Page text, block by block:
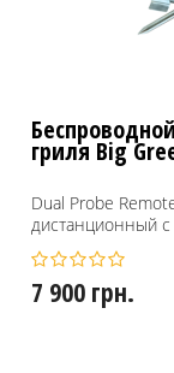
гриля Big
Dual Probe
дистанционный
7 900 грн.